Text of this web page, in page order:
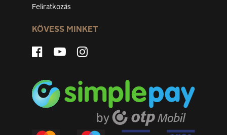
Feliratkozás
KÖVESS MINKET